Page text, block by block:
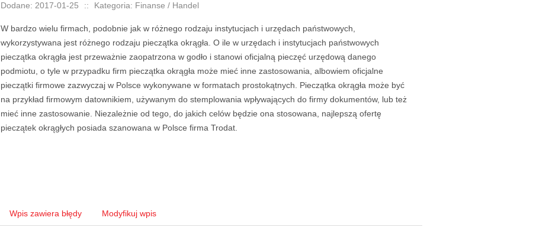
Dodane: 2017-01-25 :: Kategoria: Finanse / Handel
W bardzo wielu firmach, podobnie jak w różnego rodzaju instytucjach i urzędach państwowych,
wykorzystywana jest różnego rodzaju pieczątka okrągła. O ile w urzędach i instytucjach państwowych
pieczątka okrągła jest przeważnie zaopatrzona w godło i stanowi oficjalną pieczęć urzędową danego
podmiotu, o tyle w przypadku firm pieczątka okrągła może mieć inne zastosowania, albowiem oficjalne
pieczątki firmowe zazwyczaj w Polsce wykonywane w formatach prostokątnych. Pieczątka okrągła może być
na przykład firmowym datownikiem, używanym do stemplowania wpływających do firmy dokumentów, lub też
mieć inne zastosowanie. Niezależnie od tego, do jakich celów będzie ona stosowana, najlepszą ofertę
pieczątek okrągłych posiada szanowana w Polsce firma Trodat.
Wpis zawiera błędy Modyfikuj wpis